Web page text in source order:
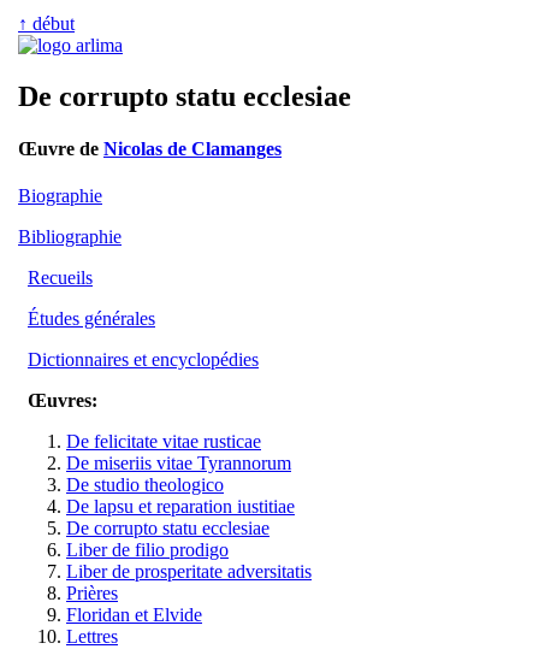
↑ début
De corrupto statu ecclesiae
Œuvre de Nicolas de Clamanges
Biographie
Bibliographie
Recueils
Études générales
Dictionnaires et encyclopédies
Œuvres:
De felicitate vitae rusticae
De miseriis vitae Tyrannorum
De studio theologico
De lapsu et reparation iustitiae
De corrupto statu ecclesiae
Liber de filio prodigo
Liber de prosperitate adversitatis
Prières
Floridan et Elvide
Lettres